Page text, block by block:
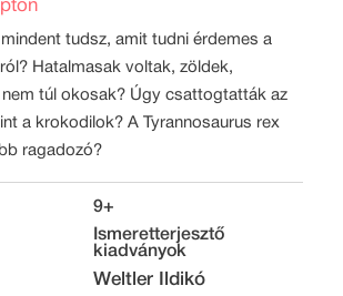
tudsz, amit tudni érdemes a
Hatalmasak voltak, zöldek,
túl okosak? Úgy csattogtatták az
a krokodilok? A Tyrannosaurus rex
ragadozó?
9+
Ismeretterjesztő
kiadványok
Weltler Ildikó